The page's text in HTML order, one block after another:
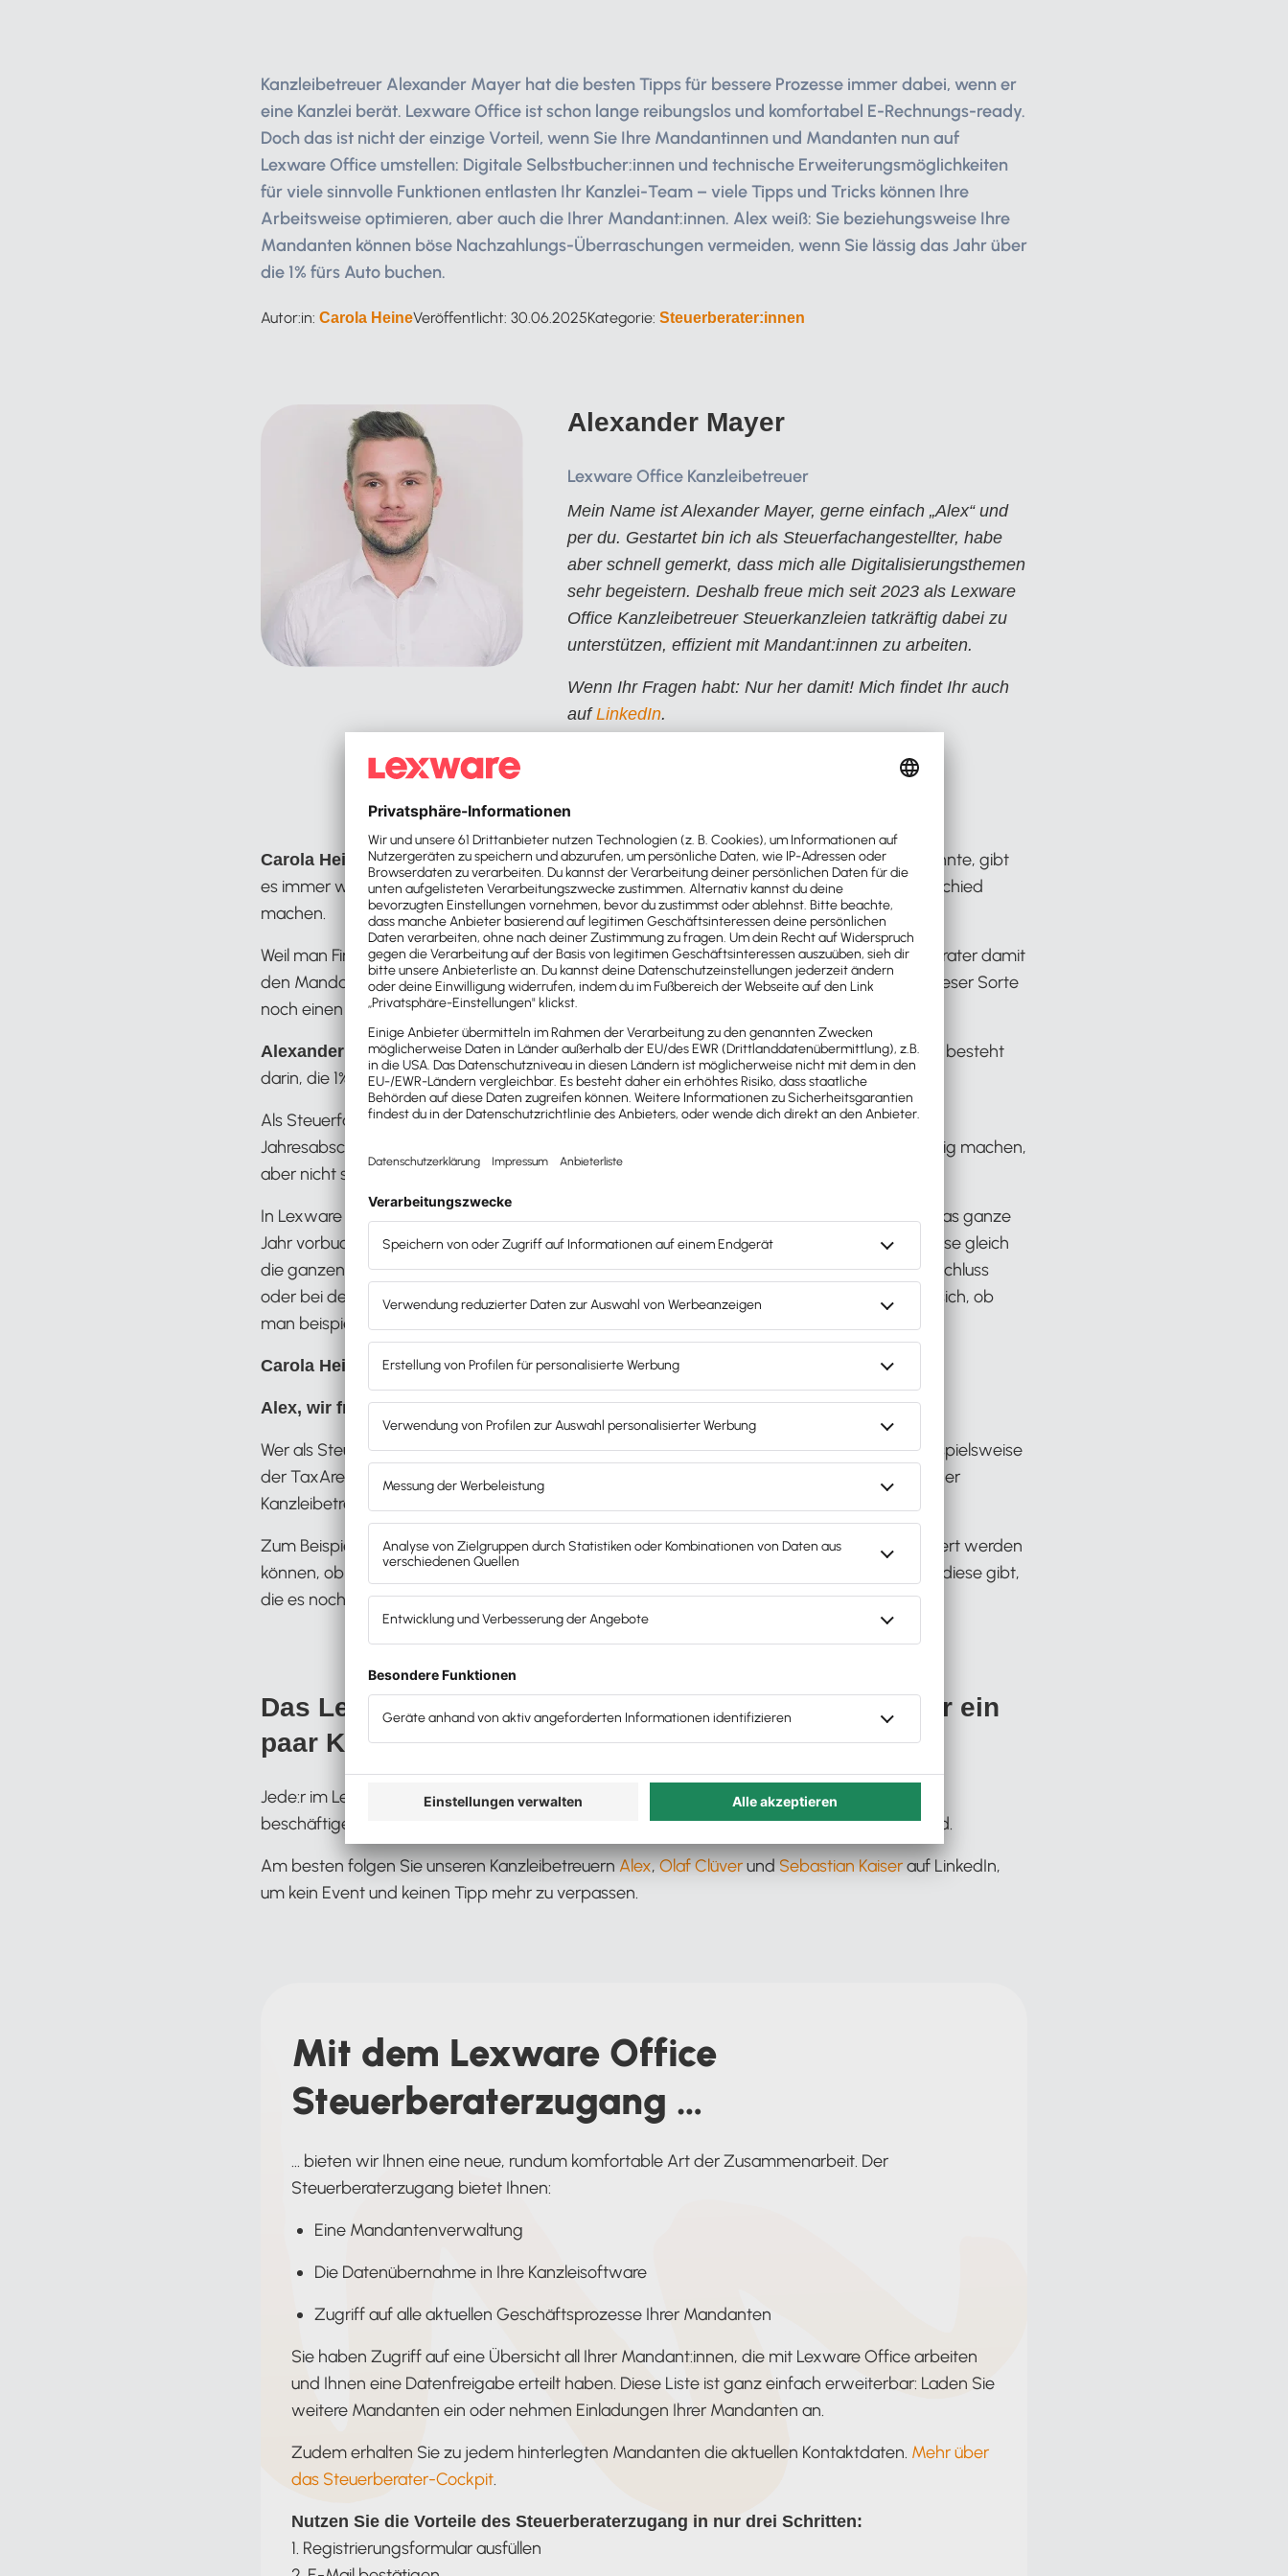
Kanzleibetreuer Alexander Mayer hat die besten Tipps für bessere Prozesse immer dabei, wenn er
eine Kanzlei berät. Lexware Office ist schon lange reibungslos und komfortabel E-Rechnungs-ready.
Doch das ist nicht der einzige Vorteil, wenn Sie Ihre Mandantinnen und Mandanten nun auf
Lexware Office umstellen: Digitale Selbstbucher:innen und technische Erweiterungsmöglichkeiten
für viele sinnvolle Funktionen entlasten Ihr Kanzlei-Team – viele Tipps und Tricks können Ihre
Arbeitsweise optimieren, aber auch die Ihrer Mandant:innen. Alex weiß: Sie beziehungsweise Ihre
Mandanten können böse Nachzahlungs-Überraschungen vermeiden, wenn Sie lässig das Jahr über
die 1% fürs Auto buchen.
Autor:in: Carola HeineVeröffentlicht: 30.06.2025Kategorie: Steuerberater:innen
Alexander Mayer
Lexware Office Kanzleibetreuer
Mein Name ist Alexander Mayer, gerne einfach „Alex“ und
per du. Gestartet bin ich als Steuerfachangestellter, habe
aber schnell gemerkt, dass mich alle Digitalisierungsthemen
sehr begeistern. Deshalb freue mich seit 2023 als Lexware
Office Kanzleibetreuer Steuerkanzleien tatkräftig dabei zu
unterstützen, effizient mit Mandant:innen zu arbeiten.
Wenn Ihr Fragen habt: Nur her damit! Mich findet Ihr auch
aufLinkedIn.
Carola Heine:Hallo Alex, wie ich als aufmerksame Zuhörerin auf jeder TAXarena lernen konnte, gibt
es immer wieder Tipps, die nach einer Kleinigkeit klingen … aber doch einen richtigen Unterschied
machen.
Weil man Finanzfallen vermeidet, weil sich der Stress verringern lässt oder weil ein Steuerberater damit
den Mandanten einen wertvollen Tipp geben kann, also kompetent beraten. Hast du von dieser Sorte
noch einen Tipp für mich?
Alexander Mayer:Na klar. Eine sehr unterschätzte Stellschraube fürs komfortable Arbeiten besteht
darin, die 1% Methode für zum Beispiel das Auto unterjährig einzubuchen.
Als Steuerfachangestellte bucht man meistens die 1 % Methode am Jahresende, wenn der
Jahresabschluss erstellt wird – also so kenne ich das. Es gibt auch Kanzleien, die es unterjährig machen,
aber nicht so, wie ich das meine und jetzt erkläre 🙂
In Lexware office kann zusammen mit dem Mandanten einmal alles richtig anlegen, dann das ganze
Jahr vorbuchen. Unterjährig mit der Umsatzsteuervoranmeldung werden dann beispielsweise gleich
die ganzen 1 % Methode wie fürs Firmenauto mit einberechnet … und man hat am Jahresabschluss
oder bei der Umsatzsteuer Erklärung keine hohe Differenz und muss sich also nie wundern sich, ob
man beispielsweise überraschend 500 € nachzahlen muss. Denn es passiert nicht.
Carola Heine: Das hört sich pragmatisch und sinnvoll an. Danke dir!
Alex, wir freuen uns jetzt schon auf deinen nächsten Tipp.
Wer als Steuerberater oder Steuerfachangestellter auf einem der Branchen-Events wie beispielsweise
der TaxArena oder der STbExpo unterwegs ist, kann jederzeit das wertvolle Praxiswissen der
Kanzleibetreuer anzapfen.
Zum Beispiel, um einfach mal zu fragen, ob die eigenen Abläufe und Routinen weiter optimiert werden
können, ob dieser oder jene Work-Around überhaupt nötig ist – oder ob es Neuigkeiten wie diese gibt,
die es noch viel einfacher machen können, mit Lexware Office für Mandate zu arbeiten.
Das Lexware Office Steuerberater-Team ist immer nur ein
paar Klicks entfernt:
Jede:r im Lexware Office Kanzleibetreuer-Team weiß, welche Themen Steuerberater:innen
beschäftigen, kennt aber auch jede Menge Tipps und Tricks, die für viele noch ganz neu sind.
Am besten folgen Sie unseren KanzleibetreuernAlex,Olaf ClüverundSebastian Kaiserauf LinkedIn,
um kein Event und keinen Tipp mehr zu verpassen.
Mit dem Lexware Office
Steuerberaterzugang …
… bieten wir Ihnen eine neue, rundum komfortable Art der Zusammenarbeit. Der
Steuerberaterzugang bietet Ihnen:
Eine Mandantenverwaltung
Die Datenübernahme in Ihre Kanzleisoftware
Zugriff auf alle aktuellen Geschäftsprozesse Ihrer Mandanten
Sie haben Zugriff auf eine Übersicht all Ihrer Mandant:innen, die mit Lexware Office arbeiten
und Ihnen eine Datenfreigabe erteilt haben. Diese Liste ist ganz einfach erweiterbar: Laden Sie
weitere Mandanten ein oder nehmen Einladungen Ihrer Mandanten an.
Zudem erhalten Sie zu jedem hinterlegten Mandanten die aktuellen Kontaktdaten. Mehr über
das Steuerberater-Cockpit.
Nutzen Sie die Vorteile des Steuerberaterzugang in nur drei Schritten:
1. Registrierungsformular ausfüllen